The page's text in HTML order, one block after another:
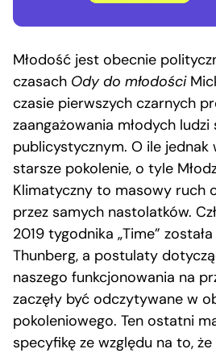
Młodość jest obecnie
czasach Ody do młodości
czasie pierwszych czarnych
zaangażowania młodych
publicystycznym. O ile jednak
starsze pokolenie, o tyle
Klimatyczny to masowy ruch
przez samych nastolatków.
2019 tygodnika „Time”
Thunberg, a postulaty
naszego funkcjonowania na
zaczęły być odczytywane w
pokoleniowego. Ten ostatni
specyfikę ze względu na to, że